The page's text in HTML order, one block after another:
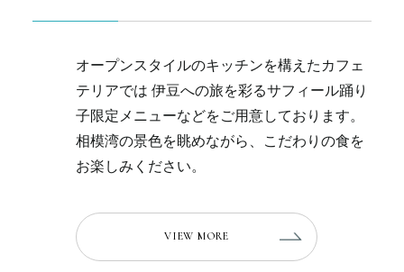
オープンスタイルのキッチンを構えたカフェ
テリアでは 伊豆への旅を彩るサフィール踊り
子限定メニューなどをご用意しております。
相模湾の景色を眺めながら、こだわりの食を
お楽しみください。
VIEW MORE